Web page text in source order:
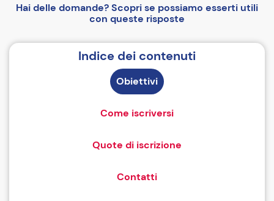
Hai delle domande? Scopri se possiamo esserti utili
con queste risposte
Indice dei contenuti
Obiettivi
Come iscriversi
Quote di iscrizione
Contatti